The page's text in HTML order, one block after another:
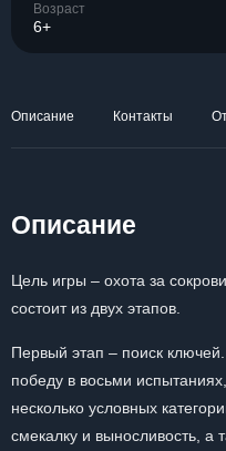
Возраст
6+
Описание Контакты
Описание
Цель игры – охота за
состоит из двух этапов.
Первый этап – поиск
победу в восьми
несколько условных
смекалку и выносливость, а